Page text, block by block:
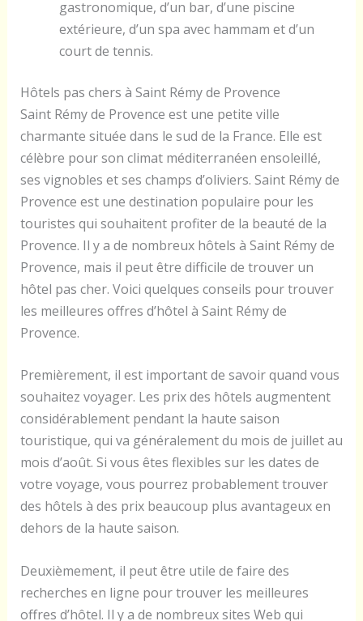
gastronomique, d’un bar, d’une piscine
extérieure, d’un spa avec hammam et d’un
court de tennis.
Hôtels pas chers à Saint Rémy de Provence
Saint Rémy de Provence est une petite ville
charmante située dans le sud de la France. Elle est
célèbre pour son climat méditerranéen ensoleillé,
ses vignobles et ses champs d’oliviers. Saint Rémy de
Provence est une destination populaire pour les
touristes qui souhaitent profiter de la beauté de la
Provence. Il y a de nombreux hôtels à Saint Rémy de
Provence, mais il peut être difficile de trouver un
hôtel pas cher. Voici quelques conseils pour trouver
les meilleures offres d’hôtel à Saint Rémy de
Provence.
Premièrement, il est important de savoir quand vous
souhaitez voyager. Les prix des hôtels augmentent
considérablement pendant la haute saison
touristique, qui va généralement du mois de juillet au
mois d’août. Si vous êtes flexibles sur les dates de
votre voyage, vous pourrez probablement trouver
des hôtels à des prix beaucoup plus avantageux en
dehors de la haute saison.
Deuxièmement, il peut être utile de faire des
recherches en ligne pour trouver les meilleures
offres d’hôtel. Il y a de nombreux sites Web qui